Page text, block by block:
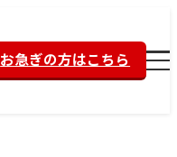
お急ぎの方はこちら